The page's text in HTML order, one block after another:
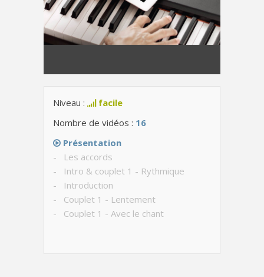
Niveau :
facile
Nombre de vidéos : 16
Présentation
- Les accords
- Intro & couplet 1 - Rythmique
- Introduction
- Couplet 1 - Lentement
- Couplet 1 - Avec le chant
- Couplet 2 - Avec le chant